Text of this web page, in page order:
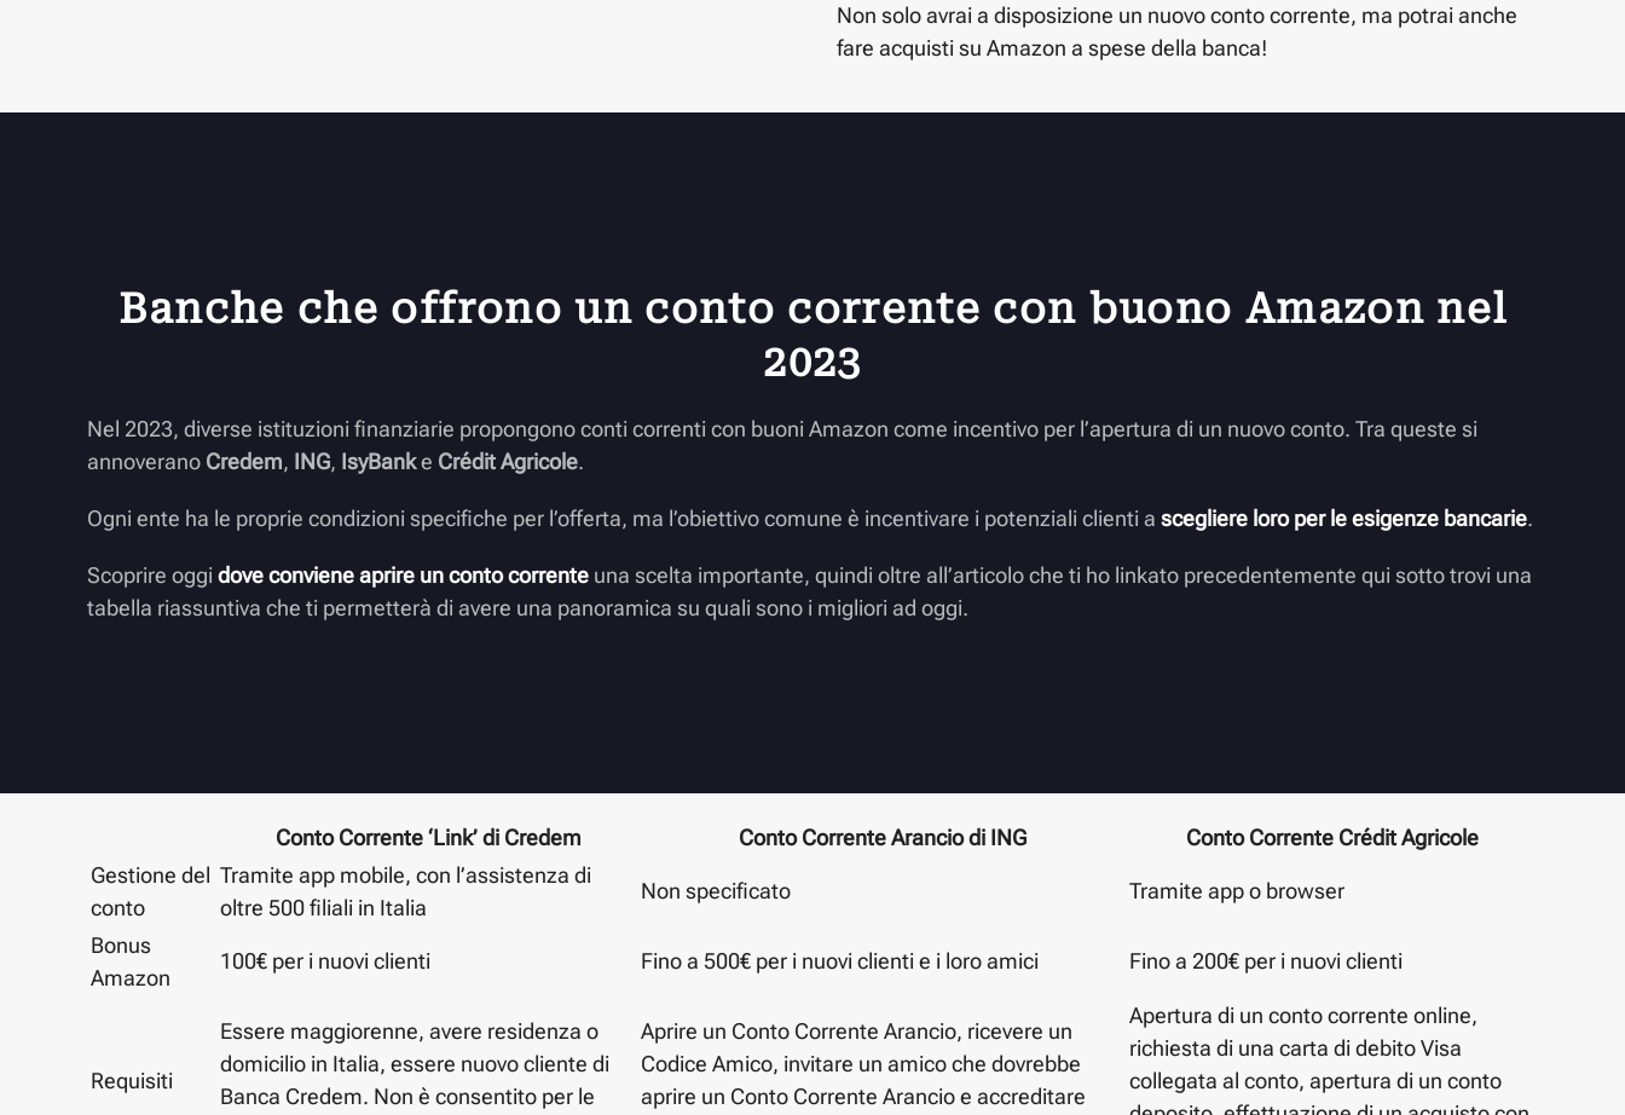
Non solo avrai a disposizione un nuovo conto corrente, ma potrai anche
fare acquisti su Amazon a spese della banca!
Banche che offrono un conto corrente con buono Amazon nel
2023
Nel 2023, diverse istituzioni finanziarie propongono conti correnti con buoni Amazon come incentivo per l’apertura di un nuovo conto. Tra queste si
annoverano Credem, ING, IsyBanke Crédit Agricole.
Ogni ente ha le proprie condizioni specifiche per l’offerta, ma l’obiettivo comune è incentivare i potenziali clienti a scegliere loro per le esigenze bancarie.
Scoprire oggi dove conviene aprire un conto corrente una scelta importante, quindi oltre all’articolo che ti ho linkato precedentemente qui sotto trovi una
tabella riassuntiva che ti permetterà di avere una panoramica su quali sono i migliori ad oggi.
Conto Corrente ‘Link’ di Credem Conto Corrente Arancio di ING
Conto Corrente Crédit Agricole
Gestione del
conto
Tramite app mobile, con l’assistenza di
oltre 500 filiali in Italia
Non specificato Tramite app o browser
Bonus
Amazon
100€ per i nuovi clienti Fino a 500€ per i nuovi clienti e i loro amici Fino a 200€ per i nuovi clienti
Requisiti
Essere maggiorenne, avere residenza o
domicilio in Italia, essere nuovo cliente di
Banca Credem. Non è consentito per le
Aprire un Conto Corrente Arancio, ricevere un
Codice Amico, invitare un amico che dovrebbe
aprire un Conto Corrente Arancio e accreditare
Apertura di un conto corrente online,
richiesta di una carta di debito Visa
collegata al conto, apertura di un conto